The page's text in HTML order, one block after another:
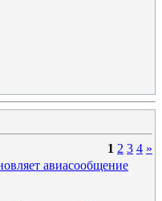
1 2 3 4 »
авиасообщение